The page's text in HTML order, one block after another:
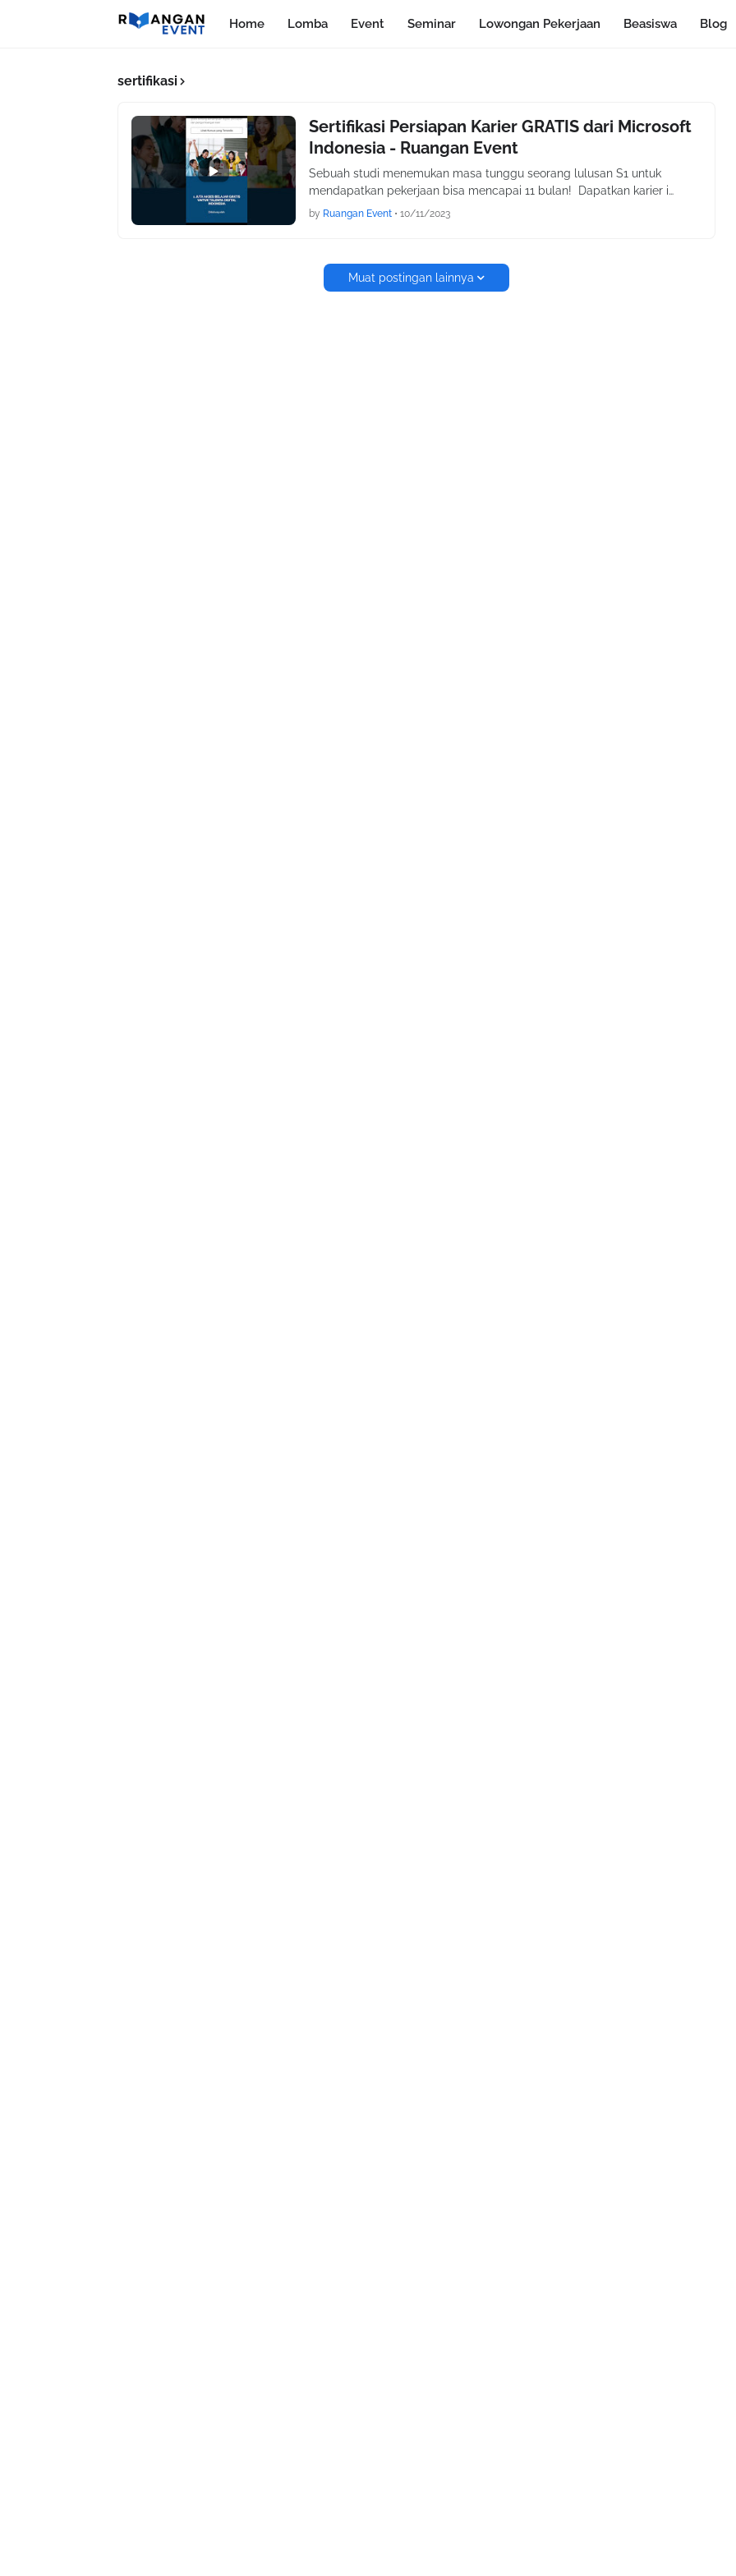
Home Lomba Event Seminar Lowongan Pekerjaan Beasiswa Blog
sertifikasi
Sertifikasi Persiapan Karier GRATIS dari Microsoft
Indonesia - Ruangan Event
Sebuah studi menemukan masa tunggu seorang lulusan S1 untuk
mendapatkan pekerjaan bisa mencapai 11 bulan! Dapatkan karier i…
by Ruangan Event • 10/11/2023
Muat postingan lainnya